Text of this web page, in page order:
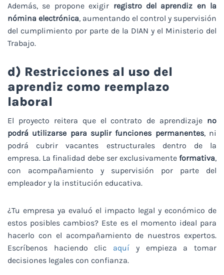
Además, se propone exigir registro del aprendiz en la
nómina electrónica, aumentando el control y supervisión
del cumplimiento por parte de la DIAN y el Ministerio del
Trabajo.
d) Restricciones al uso del
aprendiz como reemplazo
laboral
El proyecto reitera que el contrato de aprendizaje no
podrá utilizarse para suplir funciones permanentes, ni
podrá cubrir vacantes estructurales dentro de la
empresa. La finalidad debe ser exclusivamente formativa,
con acompañamiento y supervisión por parte del
empleador y la institución educativa.
¿Tu empresa ya evaluó el impacto legal y económico de
estos posibles cambios? Este es el momento ideal para
hacerlo con el acompañamiento de nuestros expertos.
Escríbenos haciendo clic aquí y empieza a tomar
decisiones legales con confianza.